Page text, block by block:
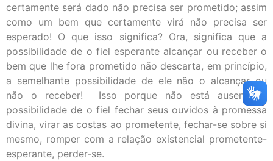
certamente será dado não precisa ser prometido; assim
como um bem que certamente virá não precisa ser
esperado! O que isso significa? Ora, significa que a
possibilidade de o fiel esperante alcançar ou receber o
bem que lhe fora prometido não descarta, em princípio,
a semelhante possibilidade de ele não o alcançar ou
não o receber! Isso porque não está ausente a
possibilidade de o fiel fechar seus ouvidos à promessa
divina, virar as costas ao prometente, fechar-se sobre si
mesmo, romper com a relação existencial prometente-
esperante, perder-se.